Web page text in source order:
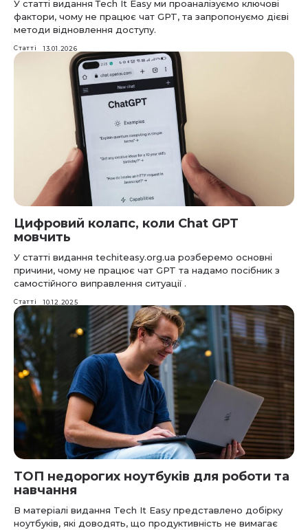
У статті видання Тech Іt Еasy ми проаналізуємо ключові
фактори, чому не працює чат GPT, та запропонуємо дієві
методи відновлення доступу.
Статті 13.01.2026
Цифровий колапс, коли Chat GPT
мовчить
У статті видання techiteasy.org.ua розберемо основні
причини, чому не працює чат GPT та надамо посібник з
самостійного виправлення ситуації .
Статті 10.12.2025
ТОП недорогих ноутбуків для роботи та
навчання
В матеріалі видання Tech It Easy представлено добірку
ноутбуків, які доводять, що продуктивність не вимагає